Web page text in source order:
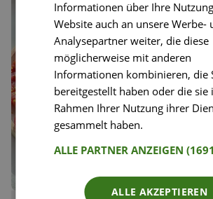
Informationen über Ihre
Website auch an unsere Werbe-
Analysepartner weiter, die diese
möglicherweise mit anderen
Informationen kombinieren, die
bereitgestellt haben oder die sie
Rahmen Ihrer Nutzung ihrer
gesammelt haben.
ALLE PARTNER ANZEIGEN
ALLE AKZEPTIEREN